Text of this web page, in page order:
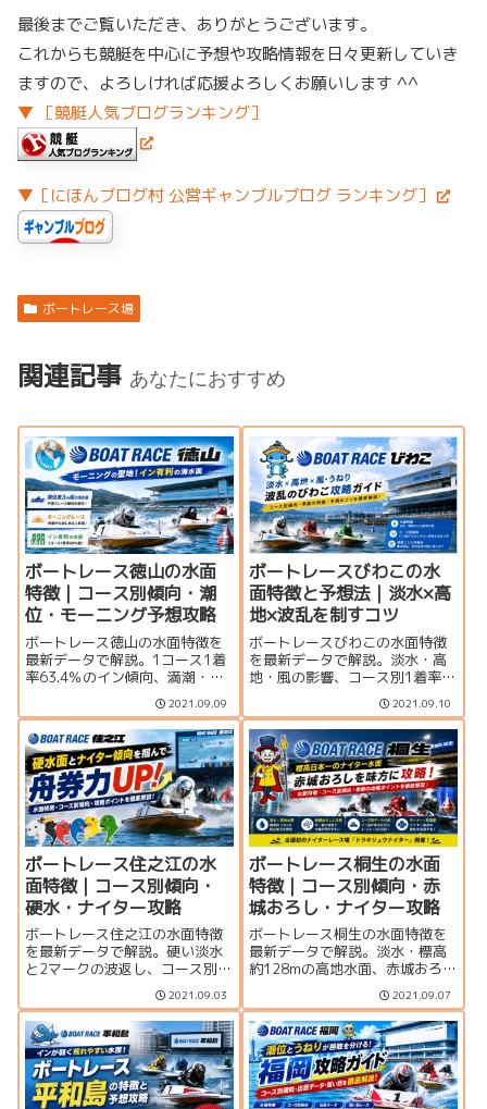
最後までご覧いただき、ありがとうございます。
これからも競艇を中心に予想や攻略情報を日々更新していき
ますので、よろしければ応援よろしくお願いします ^^
▼ ［競艇人気ブログランキング］
▼［にほんブログ村 公営ギャンブルブログ ランキング］
ボートレース場
関連記事 あなたにおすすめ
ボートレース徳山の水面
特徴｜コース別傾向・潮
位・モーニング予想攻略
ボートレース徳山の水面特徴を
最新データで解説。1コース1着
率63.4％のイン傾向、満潮・干
潮による変化、モーニングレー
ス、コース別決まり手、出目ラ
ンキング、モーターの見方やア
クセスまで、予想時のポイント
をまとめます。
2021.09.09
ボートレースびわこの水
面特徴と予想法｜淡水×高
地×波乱を制すコツ
ボートレースびわこの水面特徴
を最新データで解説。淡水・高
地・風の影響、コース別1着率と
決まり手、春夏秋冬の傾向、企
画レース、モーター評価、アク
セスや場内グルメまで、舟券予
想で確認したいポイントをまと
めます。
2021.09.10
ボートレース住之江の水
面特徴｜コース別傾向・
硬水・ナイター攻略
ボートレース住之江の水面特徴
を最新データで解説。硬い淡水
と2マークの波返し、コース別入
着率・決まり手、季節別のイン
傾向、ナイター後半、住之江フ
ァイブ、モーターの見方やアク
セスまで、予想に役立つポイン
トをまとめます。
2021.09.03
ボートレース桐生の水面
特徴｜コース別傾向・赤
城おろし・ナイター攻略
ボートレース桐生の水面特徴を
最新データで解説。淡水・標高
約128mの高地水面、赤城おろし
の影響、コース別入着率、季節
傾向、ドラドキ企画レース、モ
ーターの見方、アクセスや場内
グルメまで、予想時のポイント
をまとめます。
2021.09.07